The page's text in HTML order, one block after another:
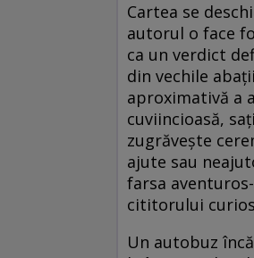
Cartea se
autorul o face
ca un verdict
din vechile
aproximativă a
cuviincioasă,
zugrăveşte
ajute sau
farsa
cititorului
Un autobuz